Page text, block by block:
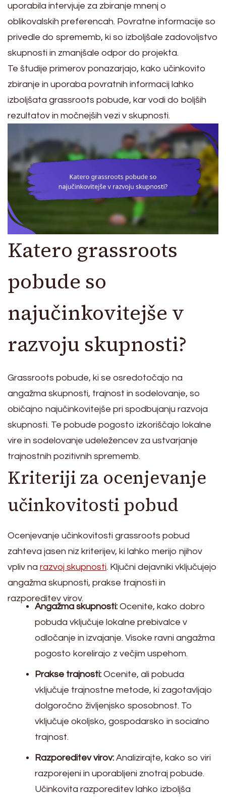
uporabila intervjuje za zbiranje mnenj o
oblikovalskih preferencah. Povratne informacije so
privedle do sprememb, ki so izboljšale zadovoljstvo
skupnosti in zmanjšale odpor do projekta.
Te študije primerov ponazarjajo, kako učinkovito
zbiranje in uporaba povratnih informacij lahko
izboljšata grassroots pobude, kar vodi do boljših
rezultatov in močnejših vezi v skupnosti.
Katero grassroots
pobude so
najučinkovitejše v
razvoju skupnosti?
Grassroots pobude, ki se osredotočajo na
angažma skupnosti, trajnost in sodelovanje, so
običajno najučinkovitejše pri spodbujanju razvoja
skupnosti. Te pobude pogosto izkoriščajo lokalne
vire in sodelovanje udeležencev za ustvarjanje
trajnostnih pozitivnih sprememb.
Kriteriji za ocenjevanje
učinkovitosti pobud
Ocenjevanje učinkovitosti grassroots pobud
zahteva jasen niz kriterijev, ki lahko merijo njihov
vpliv na razvoj skupnosti. Ključni dejavniki vključujejo
angažma skupnosti, prakse trajnosti in
razporeditev virov.
Angažma skupnosti: Ocenite, kako dobro
pobuda vključuje lokalne prebivalce v
odločanje in izvajanje. Visoke ravni angažma
pogosto korelirajo z večjim uspehom.
Prakse trajnosti: Ocenite, ali pobuda
vključuje trajnostne metode, ki zagotavljajo
dolgoročno življenjsko sposobnost. To
vključuje okoljsko, gospodarsko in socialno
trajnost.
Razporeditev virov: Analizirajte, kako so viri
razporejeni in uporabljeni znotraj pobude.
Učinkovita razporeditev lahko izboljša